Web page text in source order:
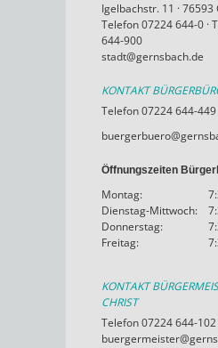
Igelbachstr. 11 ·
Telefon 07224 644-0 ·
644-900
stadt@gernsbach.de
KONTAKT
Telefon 07224 644-449
Öffnungszeiten
Montag:
Dienstag-Mittwoch:
Donnerstag:
Freitag:
KONTAKT
CHRIST
Telefon 07224 644-102